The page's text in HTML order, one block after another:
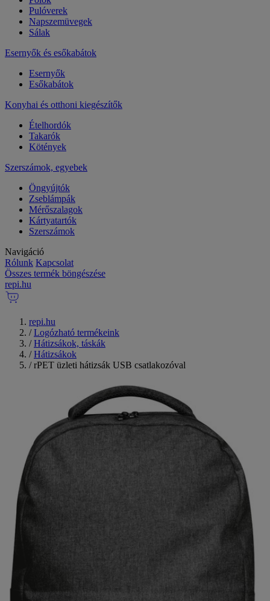
Pulóverek
Napszemüvegek
Sálak
Esernyők és esőkabátok
Esernyők
Esőkabátok
Konyhai és otthoni kiegészítők
Ételhordók
Takarók
Kötények
Szerszámok, egyebek
Öngyújtók
Zseblámpák
Mérőszalagok
Kártyatartók
Szerszámok
Navigáció
Rólunk Kapcsolat
Összes termék böngészése
repi.hu
repi.hu
/ Logózható termékeink
/ Hátizsákok, táskák
/ Hátizsákok
/ rPET üzleti hátizsák USB csatlakozóval